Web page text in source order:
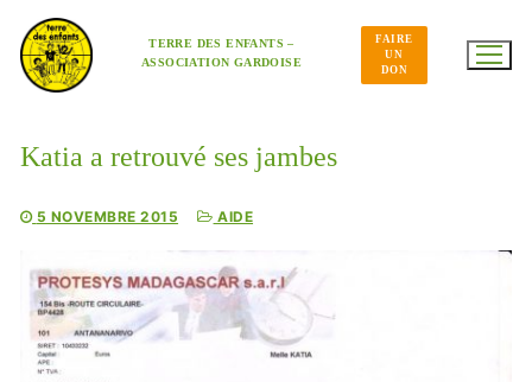
contenu
TERRE DES ENFANTS –
ASSOCIATION GARDOISE
FAIRE
UN
DON
Katia a retrouvé ses jambes
5 NOVEMBRE 2015 AIDE